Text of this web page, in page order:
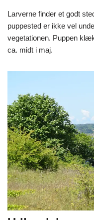
Larverne finder et godt
puppested er ikke vel
vegetationen. Puppen
ca. midt i maj.